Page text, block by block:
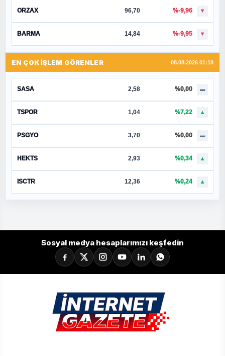
ORZAX 96,70 %-9,96 ▼
BARMA 14,84 %-9,95 ▼
EN ÇOK İŞLEM GÖRENLER 08.08.2026 01:18
SASA 2,58 %0,00 ▬
TSPOR 1,04 %7,22 ▲
PSGYO 3,70 %0,00 ▬
HEKTS 2,93 %0,34 ▲
ISCTR 12,36 %0,24 ▲
Sosyal medya hesaplarımızı keşfedin